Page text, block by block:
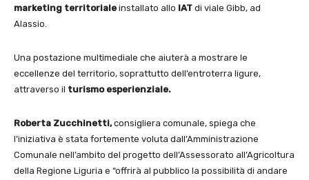
marketing territoriale installato allo IAT di viale Gibb, ad
Alassio.
Una postazione multimediale che aiuterà a mostrare le
eccellenze del territorio, soprattutto dell’entroterra ligure,
attraverso il turismo esperienziale.
Roberta Zucchinetti,consigliera comunale, spiega che
l’iniziativa è stata fortemente voluta dall’Amministrazione
Comunale nell’ambito del progetto dell’Assessorato all’Agricoltura
della Regione Liguria e “offrirà al pubblico la possibilità di andare